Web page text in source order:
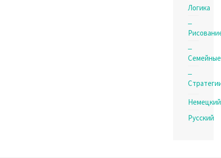
Логика
Семейные
Немецкий
Русский